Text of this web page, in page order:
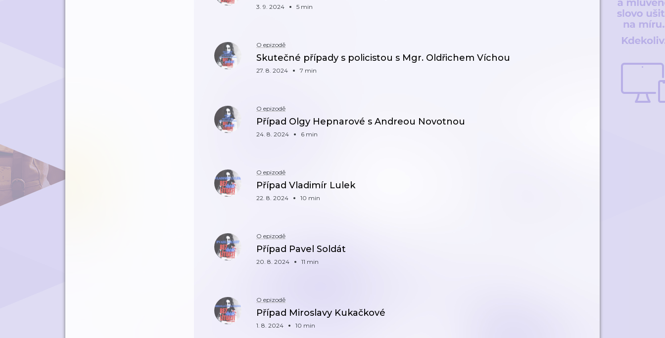
3. 9. 2024 5 min
O epizodě
Skutečné případy s policistou s Mgr. Oldřichem Víchou
27. 8. 2024 7 min
O epizodě
Případ Olgy Hepnarové s Andreou Novotnou
24. 8. 2024 6 min
O epizodě
Případ Vladimír Lulek
22. 8. 2024 10 min
O epizodě
Případ Pavel Soldát
20. 8. 2024 11 min
O epizodě
Případ Miroslavy Kukačkové
1. 8. 2024 10 min